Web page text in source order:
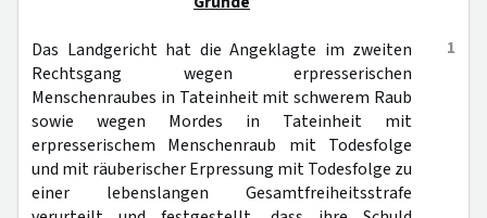
1
Das Landgericht hat die Angeklagte im zweiten
Rechtsgang wegen erpresserischen
Menschenraubes in Tateinheit mit schwerem Raub
sowie wegen Mordes in Tateinheit mit
erpresserischem Menschenraub mit Todesfolge
und mit räuberischer Erpressung mit Todesfolge zu
einer lebenslangen Gesamtfreiheitsstrafe